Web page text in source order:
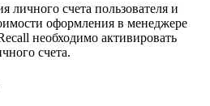
счета пользователя и
оформления в менеджере
необходимо активировать
счета.